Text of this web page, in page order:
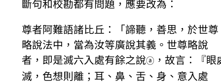
斷句和校勘都有問題，應要改為：
尊者阿難語諸比丘：「諦聽，善思，於世尊
略說法中，當為汝等廣說其義。世尊略說
者，即是滅六入處有餘之說ⓐ ，故言：『眼
滅，色想則離；耳、鼻、舌、身、意入處